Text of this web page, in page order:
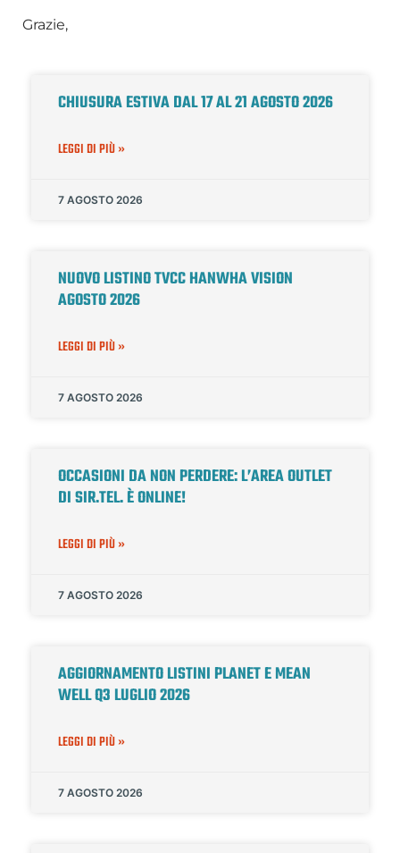
Grazie,
CHIUSURA ESTIVA DAL 17 AL 21 AGOSTO 2026
LEGGI DI PIÙ »
7 AGOSTO 2026
NUOVO LISTINO TVCC HANWHA VISION
AGOSTO 2026
LEGGI DI PIÙ »
7 AGOSTO 2026
OCCASIONI DA NON PERDERE: L’AREA OUTLET
DI SIR.TEL. È ONLINE!
LEGGI DI PIÙ »
7 AGOSTO 2026
AGGIORNAMENTO LISTINI PLANET E MEAN
WELL Q3 LUGLIO 2026
LEGGI DI PIÙ »
7 AGOSTO 2026